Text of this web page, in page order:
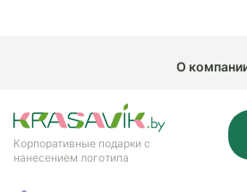
О
Корпоративные подарки с
нанесением логотипа